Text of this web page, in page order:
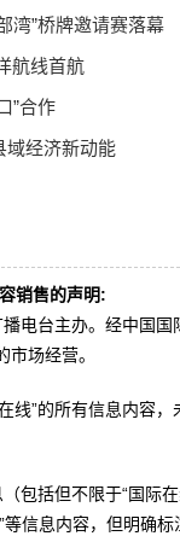
湾”桥牌邀请赛落幕
航线首航
”合作
域经济新动能
销售的声明:
播电台主办。经中国
市场经营。
线”的所有信息内容
包括但不限于“国际
等信息内容，但明确